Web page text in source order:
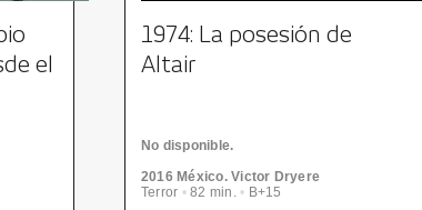
el
1974: La posesión de
Altair
No disponible.
2016 México. Victor Dryere
Terror •82 min. • B+15